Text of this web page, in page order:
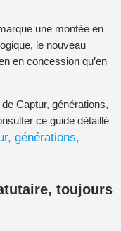
une montée en
le nouveau
en concession qu’en
Captur, générations,
ce guide détaillé
générations,
toujours